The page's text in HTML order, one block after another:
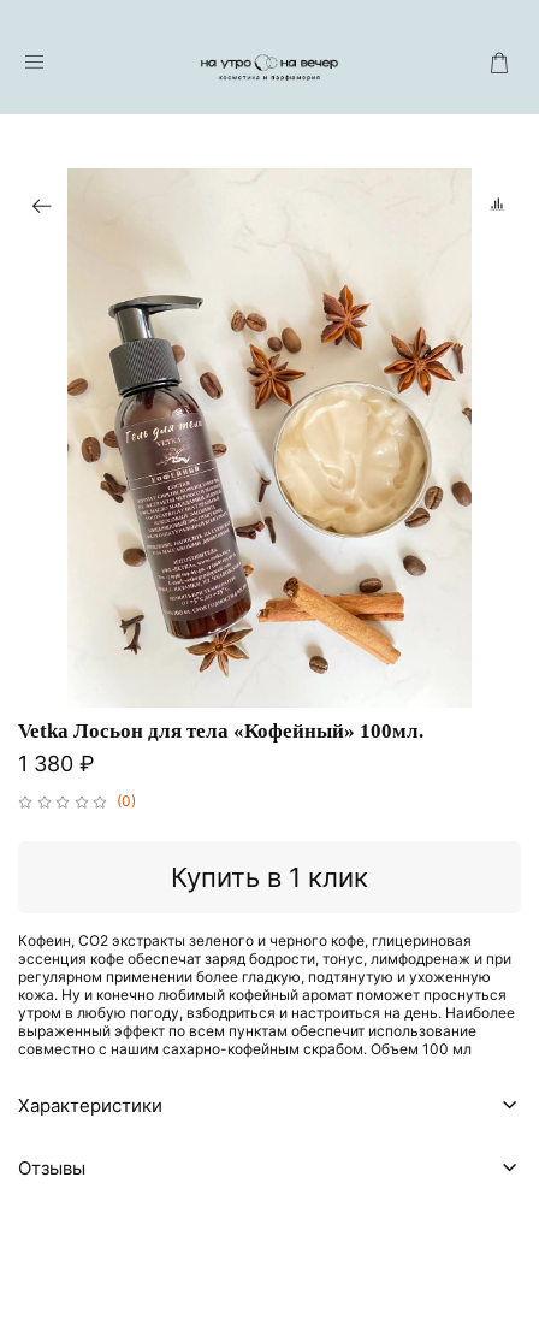
(0)
Vetka Лосьон для тела «Кофейный» 100мл.
1 380 ₽
Купить в 1 клик
Кофеин, СО2 экстракты зеленого и черного кофе, глицериновая
эссенция кофе обеспечат заряд бодрости, тонус, лимфодренаж и при
регулярном применении более гладкую, подтянутую и ухоженную
кожа. Ну и конечно любимый кофейный аромат поможет проснуться
утром в любую погоду, взбодриться и настроиться на день. Наиболее
выраженный эффект по всем пунктам обеспечит использование
совместно с нашим сахарно-кофейным скрабом. Объем 100 мл
Характеристики
Отзывы